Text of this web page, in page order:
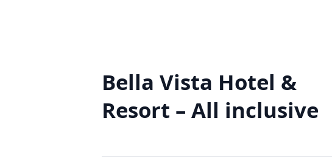
Bella Vista Hotel &
Resort – All inclusive